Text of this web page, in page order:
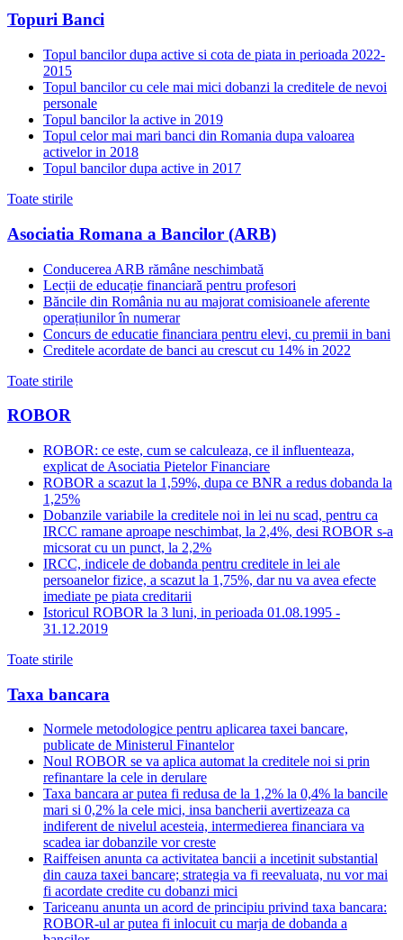
Topuri Banci
Topul bancilor dupa active si cota de piata in perioada 2022-
2015
Topul bancilor cu cele mai mici dobanzi la creditele de nevoi
personale
Topul bancilor la active in 2019
Topul celor mai mari banci din Romania dupa valoarea
activelor in 2018
Topul bancilor dupa active in 2017
Toate stirile
Asociatia Romana a Bancilor (ARB)
Conducerea ARB rămâne neschimbată
Lecții de educație financiară pentru profesori
Băncile din România nu au majorat comisioanele aferente
operațiunilor în numerar
Concurs de educatie financiara pentru elevi, cu premii in bani
Creditele acordate de banci au crescut cu 14% in 2022
Toate stirile
ROBOR
ROBOR: ce este, cum se calculeaza, ce il influenteaza,
explicat de Asociatia Pietelor Financiare
ROBOR a scazut la 1,59%, dupa ce BNR a redus dobanda la
1,25%
Dobanzile variabile la creditele noi in lei nu scad, pentru ca
IRCC ramane aproape neschimbat, la 2,4%, desi ROBOR s-a
micsorat cu un punct, la 2,2%
IRCC, indicele de dobanda pentru creditele in lei ale
persoanelor fizice, a scazut la 1,75%, dar nu va avea efecte
imediate pe piata creditarii
Istoricul ROBOR la 3 luni, in perioada 01.08.1995 -
31.12.2019
Toate stirile
Taxa bancara
Normele metodologice pentru aplicarea taxei bancare,
publicate de Ministerul Finantelor
Noul ROBOR se va aplica automat la creditele noi si prin
refinantare la cele in derulare
Taxa bancara ar putea fi redusa de la 1,2% la 0,4% la bancile
mari si 0,2% la cele mici, insa bancherii avertizeaza ca
indiferent de nivelul acesteia, intermedierea financiara va
scadea iar dobanzile vor creste
Raiffeisen anunta ca activitatea bancii a incetinit substantial
din cauza taxei bancare; strategia va fi reevaluata, nu vor mai
fi acordate credite cu dobanzi mici
Tariceanu anunta un acord de principiu privind taxa bancara:
ROBOR-ul ar putea fi inlocuit cu marja de dobanda a